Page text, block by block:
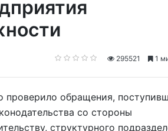
295521 1
проверило обращения,
со стороны
структурного